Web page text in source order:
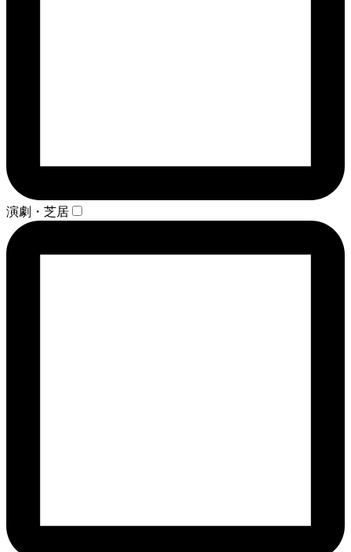
演劇・芝居